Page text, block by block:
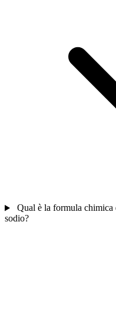
Qual è la formula
sodio?